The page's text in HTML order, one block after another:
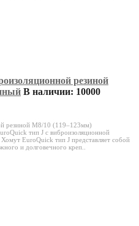
резиной
В наличии: 10000
резиной M8/10 (119–123мм)
тип J с виброизоляционной
EuroQuick тип J представляет собой
и долговечного креп..